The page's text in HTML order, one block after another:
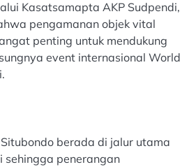
Kasatsamapta AKP Sudpendi,
pengamanan objek vital
penting untuk mendukung
event internasional World
berada di jalur utama
sehingga penerangan